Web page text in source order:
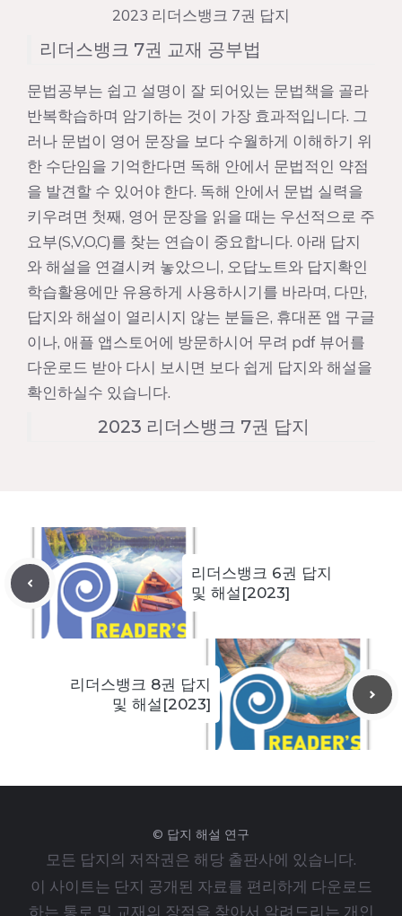
2023 리더스뱅크 7권 답지
리더스뱅크 7권 교재 공부법
문법공부는 쉽고 설명이 잘 되어있는 문법책을 골라
반복학습하며 암기하는 것이 가장 효과적입니다. 그
러나 문법이 영어 문장을 보다 수월하게 이해하기 위
한 수단임을 기억한다면 독해 안에서 문법적인 약점
을 발견할 수 있어야 한다. 독해 안에서 문법 실력을
키우려면 첫째, 영어 문장을 읽을 때는 우선적으로 주
요부(S,V,O,C)를 찾는 연습이 중요합니다. 아래 답지
와 해설을 연결시켜 놓았으니, 오답노트와 답지확인
학습활용에만 유용하게 사용하시기를 바라며, 다만,
답지와 해설이 열리시지 않는 분들은, 휴대폰 앱 구글
이나, 애플 앱스토어에 방문하시어 무려 pdf 뷰어를
다운로드 받아 다시 보시면 보다 쉽게 답지와 해설을
확인하실수 있습니다.
2023 리더스뱅크 7권 답지
리더스뱅크 6권 답지
및 해설[2023]
리더스뱅크 8권 답지
및 해설[2023]
© 답지 해설 연구
모든 답지의 저작권은 해당 출판사에 있습니다.
이 사이트는 단지 공개된 자료를 편리하게 다운로드
하는 통로 및 교재의 장점을 찾아서 알려드리는 개인